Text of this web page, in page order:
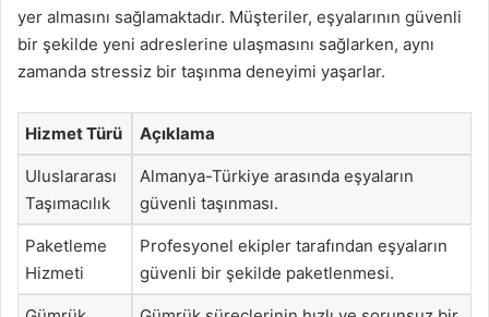
yer almasını sağlamaktadır. Müşteriler, eşyalarının güvenli
bir şekilde yeni adreslerine ulaşmasını sağlarken, aynı
zamanda stressiz bir taşınma deneyimi yaşarlar.
Hizmet Türü Açıklama
Uluslararası
Taşımacılık
Almanya-Türkiye arasında eşyaların
güvenli taşınması.
Paketleme
Hizmeti
Profesyonel ekipler tarafından eşyaların
güvenli bir şekilde paketlenmesi.